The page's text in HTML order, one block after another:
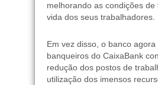
melhorando as condições de
vida dos seus trabalhadores.
Em vez disso, o banco
banqueiros do CaixaBank
redução dos postos de
utilização dos imensos